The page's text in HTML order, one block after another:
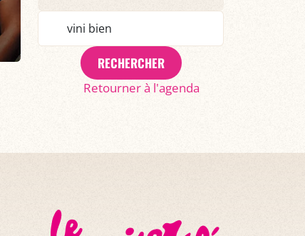
RECHERCHER
Retourner à l'agenda